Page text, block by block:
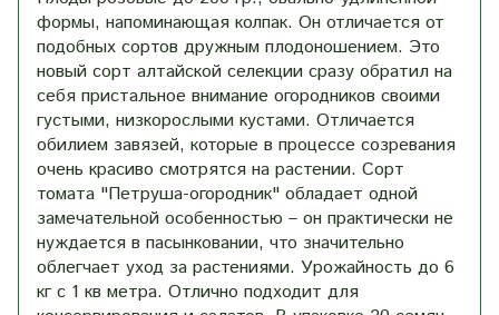
формы, напоминающая колпак. Он отличается от
подобных сортов дружным плодоношением. Это
новый сорт алтайской селекции сразу обратил на
себя пристальное внимание огородников своими
густыми, низкорослыми кустами. Отличается
обилием завязей, которые в процессе созревания
очень красиво смотрятся на растении. Сорт
томата "Петруша-огородник" обладает одной
замечательной особенностью – он практически не
нуждается в пасынковании, что значительно
облегчает уход за растениями. Урожайность до 6
кг с 1 кв метра. Отлично подходит для